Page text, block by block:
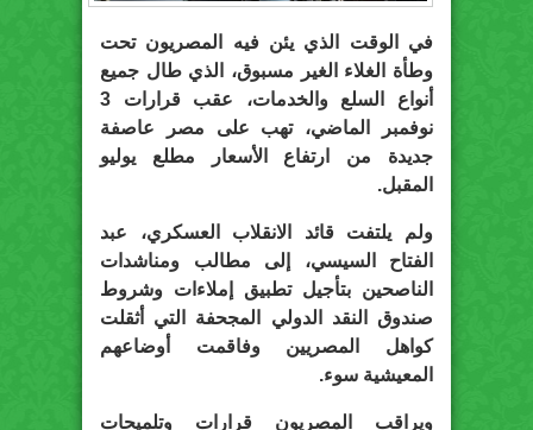
في الوقت الذي يئن فيه المصريون تحت
وطأة الغلاء الغير مسبوق، الذي طال جميع
أنواع السلع والخدمات، عقب قرارات 3
نوفمبر الماضي، تهب على مصر عاصفة
جديدة من ارتفاع الأسعار مطلع يوليو
المقبل.
ولم يلتفت قائد الانقلاب العسكري، عبد
الفتاح السيسي، إلى مطالب ومناشدات
الناصحين بتأجيل تطبيق إملاءات وشروط
صندوق النقد الدولي المجحفة التي أثقلت
كواهل المصريين وفاقمت أوضاعهم
المعيشية سوء.
ويراقب المصريون قرارات وتلميحات